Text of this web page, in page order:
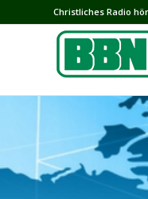
Сhristliches Radio